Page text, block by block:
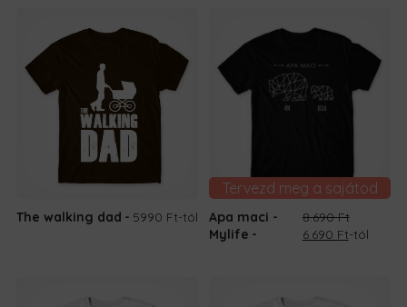
The walking dad 5990 Ft-tól
Tervezd meg a sajátod
Apa maci -
Mylife
8.690Ft
Original
6.690 FtCurrent
-tól